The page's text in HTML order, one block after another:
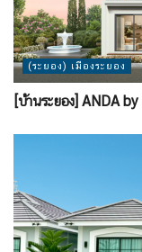
(ระยอง) เมืองระยอง
[บ้านระยอง] ANDA